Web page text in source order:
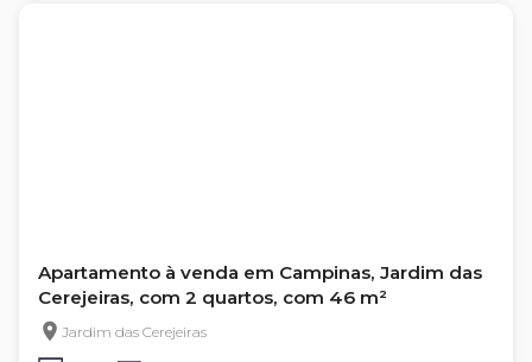
Apartamento à venda em Campinas, Jardim das
Cerejeiras, com 2 quartos, com 46 m²
Jardim das Cerejeiras